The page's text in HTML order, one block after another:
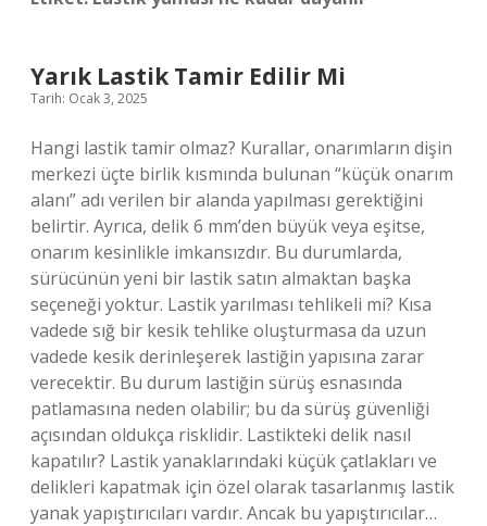
Yarık Lastik Tamir Edilir Mi
Tarih: Ocak 3, 2025
Hangi lastik tamir olmaz? Kurallar, onarımların dişin
merkezi üçte birlik kısmında bulunan “küçük onarım
alanı” adı verilen bir alanda yapılması gerektiğini
belirtir. Ayrıca, delik 6 mm’den büyük veya eşitse,
onarım kesinlikle imkansızdır. Bu durumlarda,
sürücünün yeni bir lastik satın almaktan başka
seçeneği yoktur. Lastik yarılması tehlikeli mi? Kısa
vadede sığ bir kesik tehlike oluşturmasa da uzun
vadede kesik derinleşerek lastiğin yapısına zarar
verecektir. Bu durum lastiğin sürüş esnasında
patlamasına neden olabilir; bu da sürüş güvenliği
açısından oldukça risklidir. Lastikteki delik nasıl
kapatılır? Lastik yanaklarındaki küçük çatlakları ve
delikleri kapatmak için özel olarak tasarlanmış lastik
yanak yapıştırıcıları vardır. Ancak bu yapıştırıcılar…